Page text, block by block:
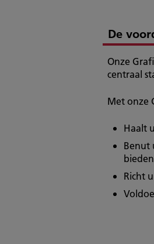
De
Onze
centraal
Met onze
Haalt
Benut
bieden
Richt